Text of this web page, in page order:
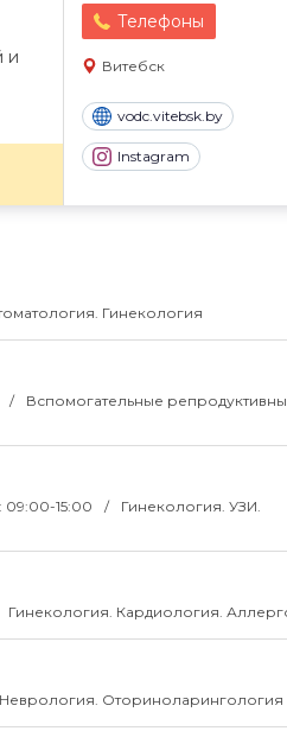
Телефоны
Витебск
vodc.vitebsk.by
Instagram
и
Гинекология
Вспомогательные
09:00-15:00
Гинекология. УЗИ.
Гинекология. Кардиология.
Оториноларингология